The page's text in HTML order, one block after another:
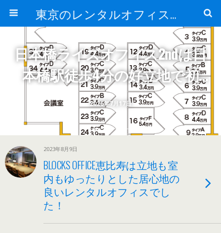
東京のレンタルオフィス、サービスオフィスの現地取材記事ブログ-ROjournal
2026年7月17日
日本橋ライズオフィス2ndは日
本橋駅徒歩4分の好立地で初
期・月額費用が抑えられるレ
ンタルオフィスでした！
2023年8月9日
BLOCKS OFFICE恵比寿は立地も室
内もゆったりとした居心地の
良いレンタルオフィスでし
た！